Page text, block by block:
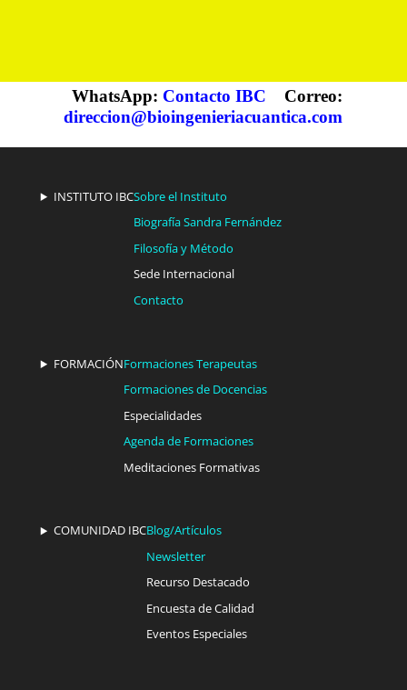
WhatsApp: Contacto IBC
Correo:
direccion@bioingenieriacuantica.com
INSTITUTO IBCSobre el Instituto
Biografía Sandra Fernández
Filosofía y Método
Sede Internacional
Contacto
FORMACIÓNFormaciones Terapeutas
Formaciones de Docencias
Especialidades
Agenda de Formaciones
Meditaciones Formativas
COMUNIDAD IBCBlog/Artículos
Newsletter
Recurso Destacado
Encuesta de Calidad
Eventos Especiales